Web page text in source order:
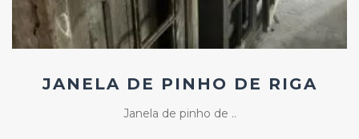
JANELA DE PINHO DE RIGA
Janela de pinho de ..